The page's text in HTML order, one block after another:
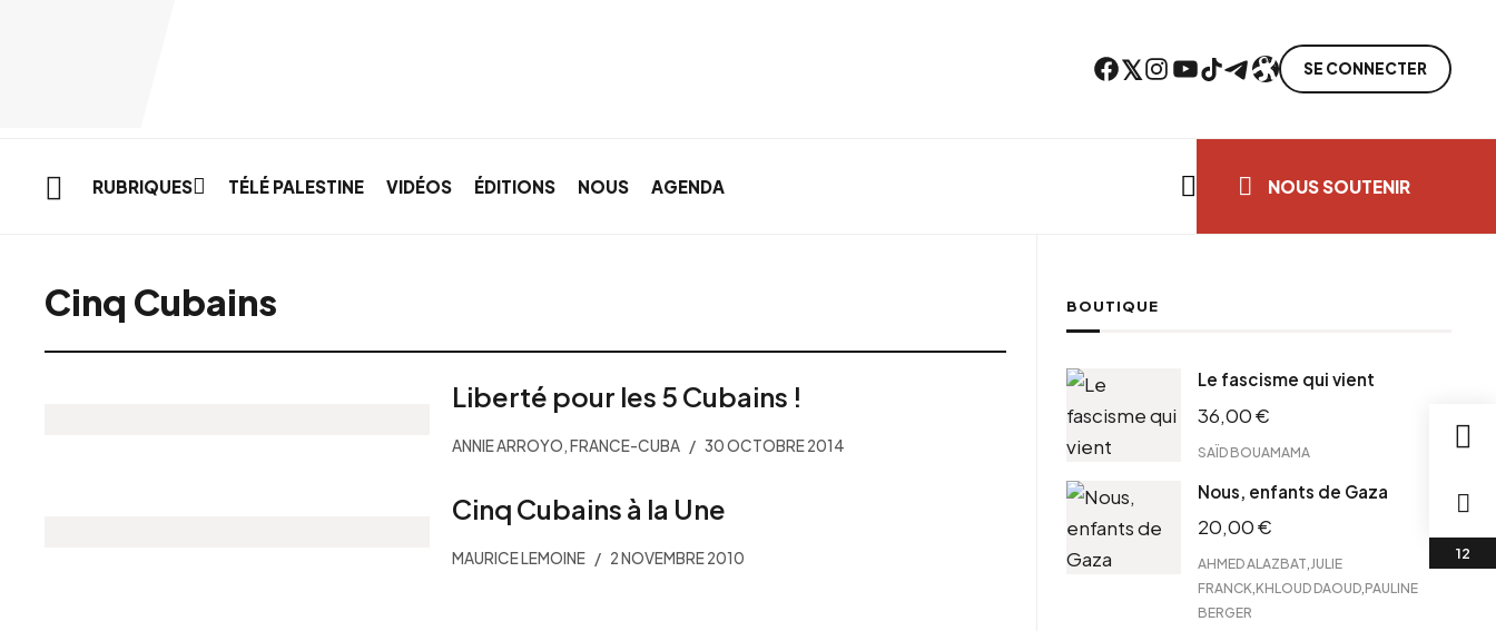
Facebook Twitter Instagram YouTube TikTok TelegramLien SE CONNECTER
RUBRIQUES TÉLÉ PALESTINE VIDÉOS ÉDITIONS NOUS AGENDA NOUS SOUTENIR
Cinq Cubains
Liberté pour les 5 Cubains !
ANNIE ARROYO, FRANCE-CUBA 30 OCTOBRE 2014
Cinq Cubains à la Une
MAURICE LEMOINE 2 NOVEMBRE 2010
BOUTIQUE
Le fascisme qui vient
36,00€
SAÏD BOUAMAMA
Nous, enfants de Gaza
20,00€
AHMED ALAZBAT JULIE
FRANCK KHLOUD DAOUD PAULINE
BERGER